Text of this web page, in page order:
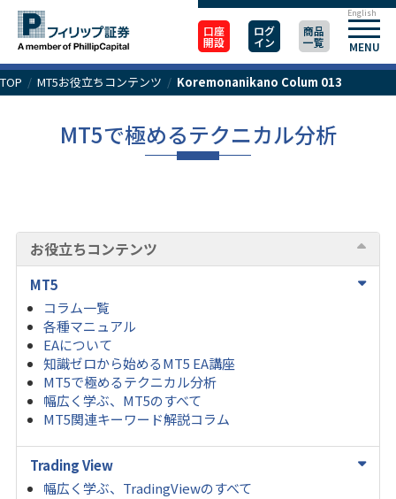
口座
開設
ログ
イン
商品
一覧 MENU
English
TOP / MT5お役立ちコンテンツ / Koremonanikano Colum 013
MT5で極めるテクニカル分析
お役立ちコンテンツ
MT5
コラム一覧
各種マニュアル
EAについて
知識ゼロから始めるMT5 EA講座
MT5で極めるテクニカル分析
幅広く学ぶ、MT5のすべて
MT5関連キーワード解説コラム
Trading View
幅広く学ぶ、TradingViewのすべて